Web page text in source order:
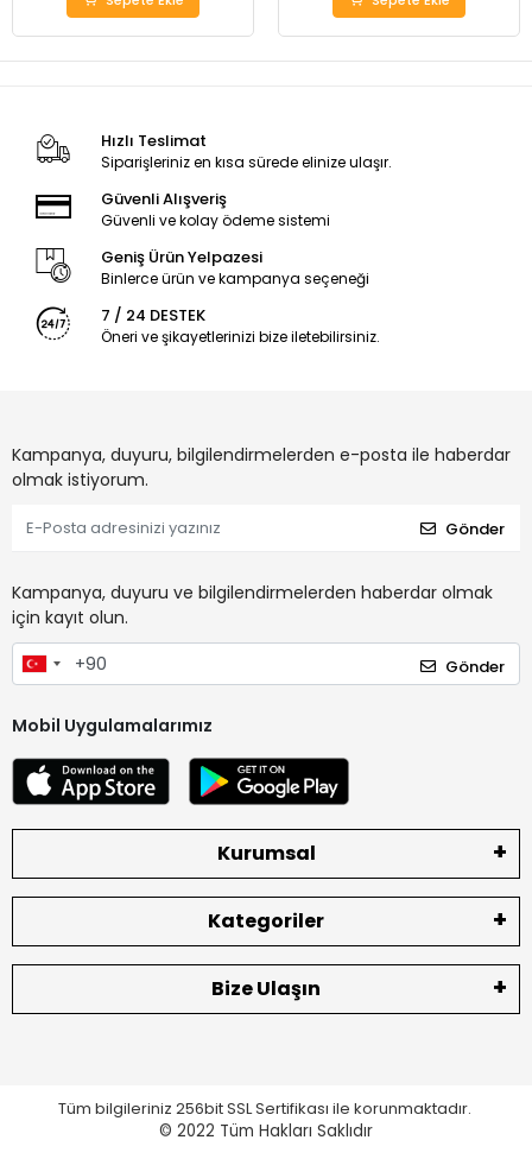
Hızlı Teslimat
Siparişleriniz en kısa sürede elinize ulaşır.
Güvenli Alışveriş
Güvenli ve kolay ödeme sistemi
Geniş Ürün Yelpazesi
Binlerce ürün ve kampanya seçeneği
7 / 24 DESTEK
Öneri ve şikayetlerinizi bize iletebilirsiniz.
Kampanya, duyuru, bilgilendirmelerden e-posta ile haberdar
olmak istiyorum.
Gönder
Kampanya, duyuru ve bilgilendirmelerden haberdar olmak
için kayıt olun.
Gönder
Mobil Uygulamalarımız
Kurumsal
Kategoriler
Bize Ulaşın
Tüm bilgileriniz 256bit SSL Sertifikası ile korunmaktadır.
© 2022 Tüm Hakları Saklıdır